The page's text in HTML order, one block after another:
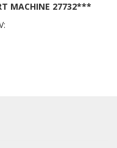
MACHINE 27732***